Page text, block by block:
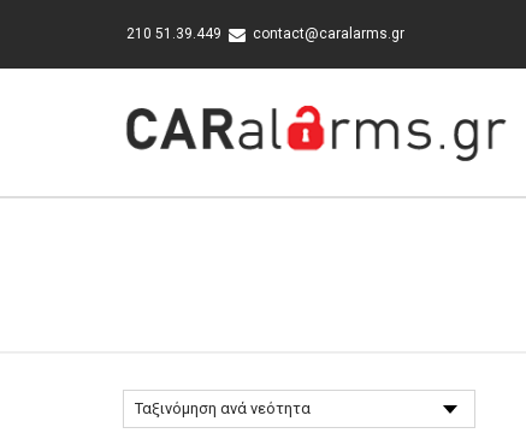
210 51.39.449 contact@caralarms.gr